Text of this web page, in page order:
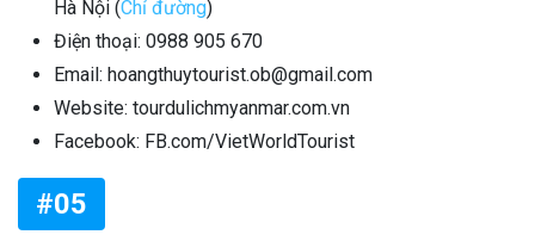
Hà Nội (Chỉ đường)
Điện thoại: 0988 905 670
Email: hoangthuytourist.ob@gmail.com
Website: tourdulichmyanmar.com.vn
Facebook: FB.com/VietWorldTourist
#05